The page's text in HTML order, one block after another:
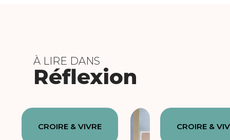
À LIRE DANS
Réflexion
CROIRE & VIVRE CROIRE &